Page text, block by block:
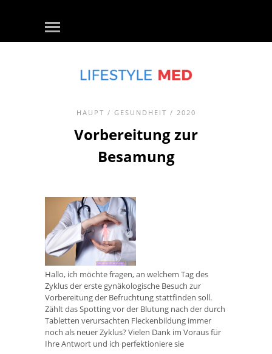
HAUPT / GESUNDHEIT / 2020
Vorbereitung zur
Besamung
Hallo, ich möchte fragen, an welchem ​​Tag des
Zyklus der erste gynäkologische Besuch zur
Vorbereitung der Befruchtung stattfinden soll.
Zählt das Spotting vor der Blutung nach der durch
Tabletten verursachten Fleckenbildung immer
noch als neuer Zyklus? Vielen Dank im Voraus für
Ihre Antwort und ich perfektioniere sie